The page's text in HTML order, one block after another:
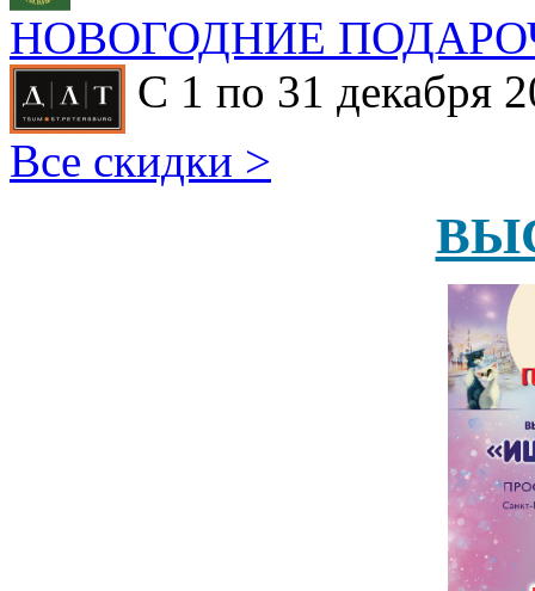
НОВОГОДНИЕ
С 1 по 31 декабря
Все скидки >